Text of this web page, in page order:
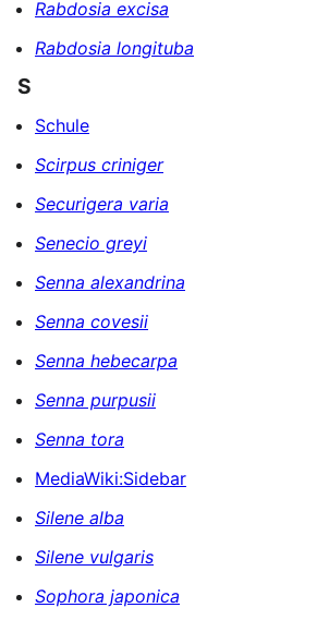
Rabdosia excisa
Rabdosia longituba
S
Schule
Scirpus criniger
Securigera varia
Senecio greyi
Senna alexandrina
Senna covesii
Senna hebecarpa
Senna purpusii
Senna tora
MediaWiki:Sidebar
Silene alba
Silene vulgaris
Sophora japonica